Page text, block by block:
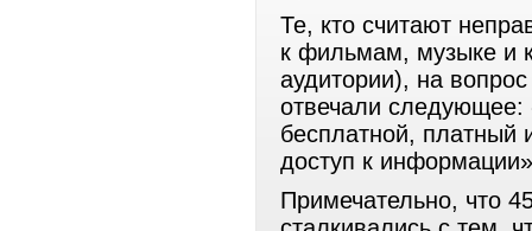
Те, кто считают
к фильмам, музыке и
аудитории), на
отвечали
бесплатной, платный
доступ к
Примечательно, что